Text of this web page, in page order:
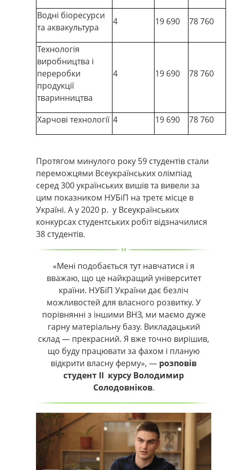
Водні біоресурси
та аквакультура
4 19 690 78 760
Технологія
виробництва і
переробки
продукції
тваринництва
4 19 690 78 760
Харчові технології 4 19 690 78 760
Протягом минулого року 59 студентів стали
переможцями Всеукраїнських олімпіад
серед 300 українських вишів та вивели за
цим показником НУБіП на третє місце в
Україні. А у 2020 р. у Всеукраїнських
конкурсах студентських робіт відзначилися
38 студентів.
«Мені подобається тут навчатися і я
вважаю, що це найкращий університет
країни. НУБіП України дає безліч
можливостей для власного розвитку. У
порівнянні з іншими ВНЗ, ми маємо дуже
гарну матеріальну базу. Викладацький
склад— прекрасний. Я вже точно вирішив,
що буду працювати за фахом і планую
відкрити власну ферму», — розповів
студент ІІ курсу Володимир
Солодовніков.